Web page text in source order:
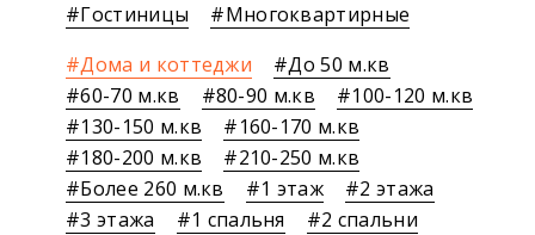
Гостиницы
Многоквартирные
Дома и коттеджи
До 50 м.кв
60-70 м.кв
80-90 м.кв
100-120 м.кв
130-150 м.кв
160-170 м.кв
180-200 м.кв
210-250 м.кв
Более 260 м.кв
1 этаж
2 этажа
3 этажа
1 спальня
2 спальни